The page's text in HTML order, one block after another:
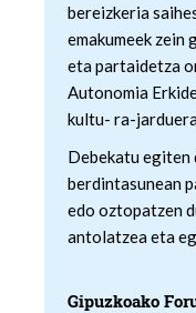
bereizkeria
emakumeek zein
eta partaidetza
Autonomia
kultu- ra-
Debekatu egiten
berdintasunean
edo oztopatzen
antolatzea eta
Gipuzkoako